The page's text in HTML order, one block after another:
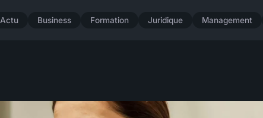
Actu Business Formation Juridique Management